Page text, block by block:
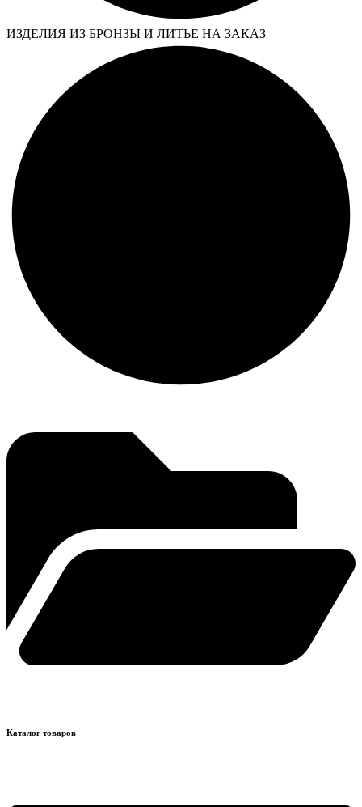
ИЗДЕЛИЯ ИЗ БРОНЗЫ И ЛИТЬЕ НА ЗАКАЗ
Каталог товаров